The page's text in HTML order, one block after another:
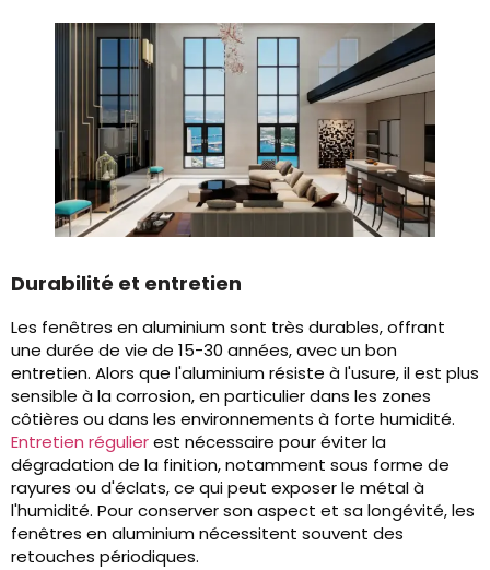
Durabilité et entretien
Les fenêtres en aluminium sont très durables, offrant
une durée de vie de 15-30 années, avec un bon
entretien. Alors que l'aluminium résiste à l'usure, il est plus
sensible à la corrosion, en particulier dans les zones
côtières ou dans les environnements à forte humidité.
Entretien régulierest nécessaire pour éviter la
dégradation de la finition, notamment sous forme de
rayures ou d'éclats, ce qui peut exposer le métal à
l'humidité. Pour conserver son aspect et sa longévité, les
fenêtres en aluminium nécessitent souvent des
retouches périodiques.